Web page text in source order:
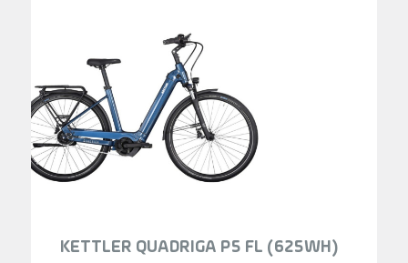
KETTLER QUADRIGA P5 FL (625WH)